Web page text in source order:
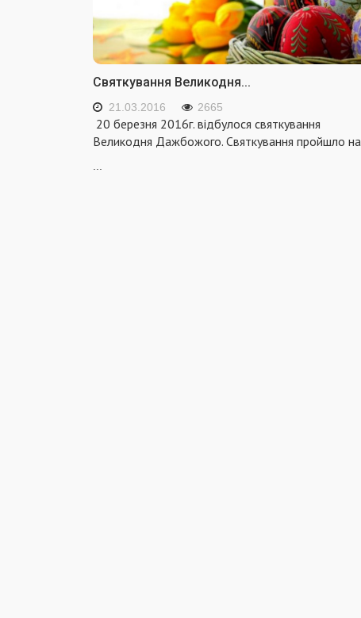
Святкування Великодня...
21.03.2016 2665
20 березня 2016г. відбулося святкування
Великодня Дажбожого. Святкування пройшло на